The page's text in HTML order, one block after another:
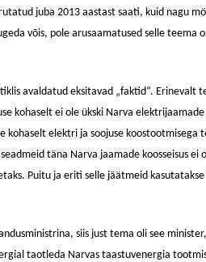
juba 2013 aastast saati, kuid nagu
võis, pole arusaamatused selle teema
avaldatud eksitavad „faktid“. Erinevalt
kohaselt ei ole ükski Narva
kohaselt elektri ja soojuse
täna Narva jaamade koosseisus
Puitu ja eriti selle jäätmeid
siis just tema oli see
taotleda Narvas taastuvenergia